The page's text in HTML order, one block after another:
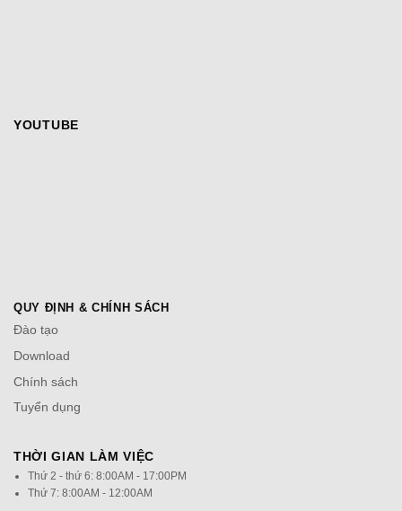
YOUTUBE
QUY ĐỊNH & CHÍNH SÁCH
Đào tạo
Download
Chính sách
Tuyển dụng
THỜI GIAN LÀM VIỆC
Thứ 2 - thứ 6: 8:00AM - 17:00PM
Thứ 7: 8:00AM - 12:00AM